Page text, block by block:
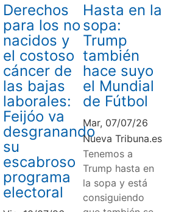
Derechos
para los no
nacidos y
el costoso
cáncer de
las bajas
laborales:
Feijóo va
desgranando
su
escabroso
programa
electoral
Hasta en la
sopa:
Trump
también
hace suyo
el Mundial
de Fútbol
Mar, 07/07/26
Nueva Tribuna.es
Tenemos a
Trump hasta en
la sopa y está
consiguiendo